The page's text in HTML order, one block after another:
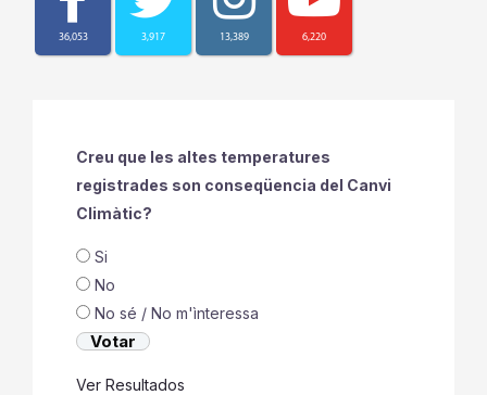
36,053 3,917 13,389 6,220
Creu que les altes temperatures
registrades son conseqüencia del Canvi
Climàtic?
Si
No
No sé / No m'ìnteressa
Ver Resultados